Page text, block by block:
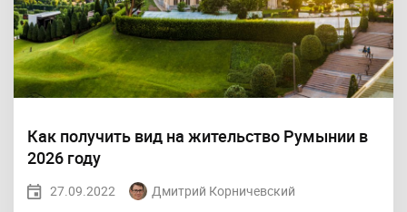
Как получить вид на жительство Румынии в
2026 году
27.09.2022 Дмитрий Корничевский